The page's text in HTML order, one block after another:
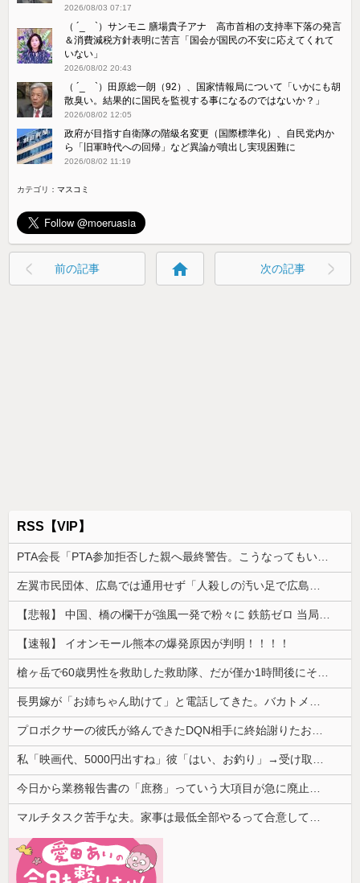
2026/08/03 07:17
（ ´_ゝ`）サンモニ 膳場貴子アナ 高市首相の支持率下落の発言
＆消費減税方針表明に苦言「国会が国民の不安に応えてくれて
いない」
2026/08/02 20:43
（ ´_ゝ`）田原総一朗（92）、国家情報局について「いかにも胡
散臭い。結果的に国民を監視する事になるのではないか？」
2026/08/02 12:05
政府が目指す自衛隊の階級名変更（国際標準化）、自民党内か
ら「旧軍時代への回帰」など異論が噴出し実現困難に
2026/08/02 11:19
カテゴリ：マスコミ
前の記事 home 次の記事
RSS【VIP】
【速報】 イオンモール熊本の爆発原因が判明！！！！